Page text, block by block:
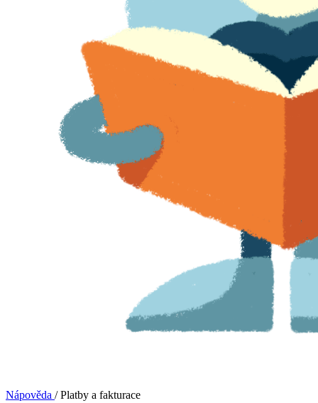
Nápověda / Platby a fakturace